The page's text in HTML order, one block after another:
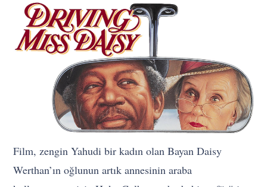
Film, zengin Yahudi bir kadın olan Bayan Daisy
Werthan’ın oğlunun artık annesinin araba